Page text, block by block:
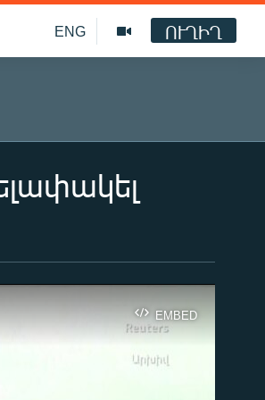
ENG ՈՒՂԻՂ
EMBED